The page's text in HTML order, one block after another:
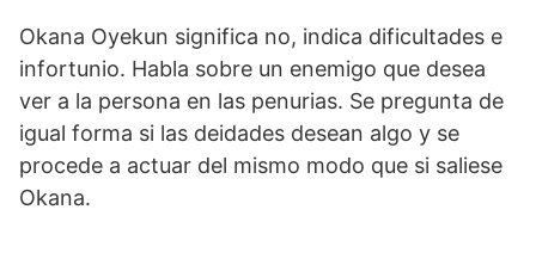
Okana Oyekun significa no, indica dificultades e
infortunio. Habla sobre un enemigo que desea
ver a la persona en las penurias. Se pregunta de
igual forma si las deidades desean algo y se
procede a actuar del mismo modo que si saliese
Okana.